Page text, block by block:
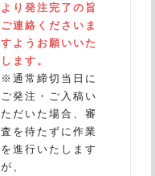
より発注完了の旨
ご連絡くださいま
すようお願いいた
します。
※通常締切当日に
ご発注・ご入稿い
ただいた場合、審
査を待たずに作業
を進行いたします
が、